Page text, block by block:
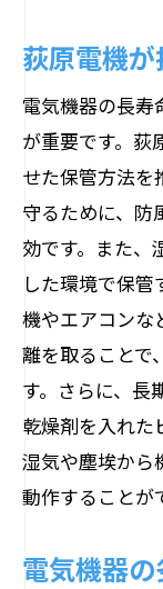
荻原電機
電気機器の長寿
が重要です。荻
せた保管方法を
守るために、防
効です。また、
した環境で保
機やエアコンな
離を取ることで
す。さらに、長
乾燥剤を入れた
湿気や塵埃から
動作することが
電気機器